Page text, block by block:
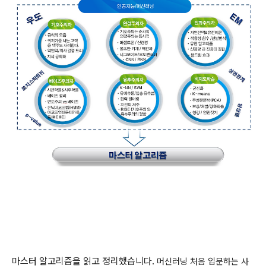
마스터 알고리즘을 읽고 정리했습니다. 머신러닝 처음 입문하는 사